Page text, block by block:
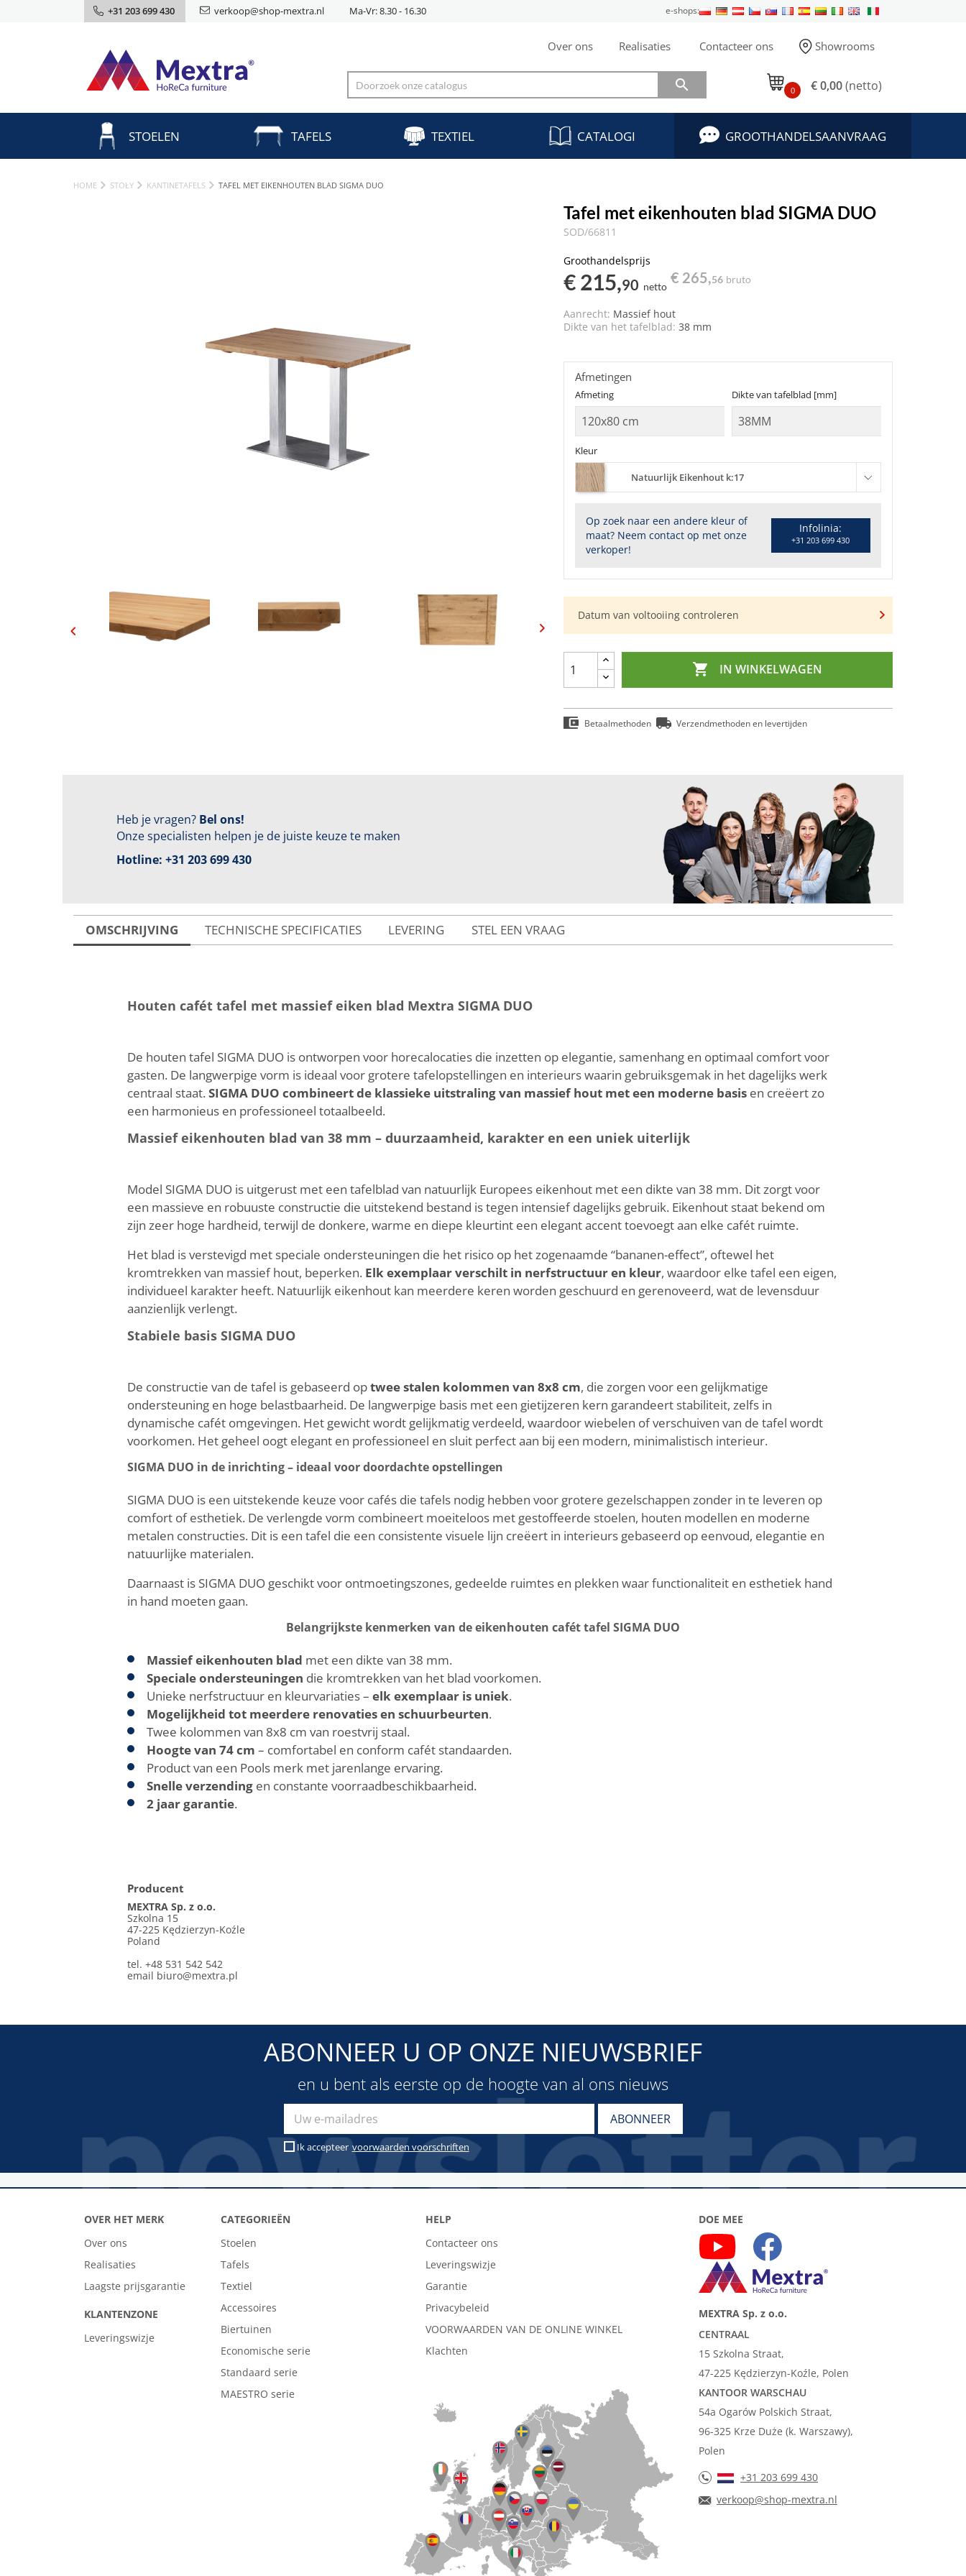
+31 203 699 430 verkoop@shop-mextra.nl Ma-Vr: 8.30 - 16.30 e-shops:
Over ons Realisaties Contacteer ons Showrooms
 0 € 0,00(netto)
STOELEN TAFELS TEXTIEL CATALOGI GROOTHANDELSAANVRAAG
HOME STOŁY KANTINETAFELS TAFEL MET EIKENHOUTEN BLAD SIGMA DUO
Tafel met eikenhouten blad SIGMA DUO
SOD/66811
Groothandelsprijs
€ 215,90 netto
€ 265,56 bruto
Aanrecht: Massief hout
Dikte van het tafelblad: 38 mm
Kleur
Natuurlijk Eikenhout k:17
Op zoek naar een andere kleur of
maat? Neem contact op met onze
verkoper!
Infolinia:
+31 203 699 430
Afmeting Dikte van tafelblad [mm]
Afmetingen
Datum van voltooiing controleren
 IN WINKELWAGEN
Betaalmethoden Verzendmethoden en levertijden
Heb je vragen? Bel ons!
Onze specialisten helpen je de juiste keuze te maken
Hotline: +31 203 699 430
OMSCHRIJVING TECHNISCHE SPECIFICATIES LEVERING STEL EEN VRAAG
Houten cafét tafel met massief eiken blad Mextra SIGMA DUO
De houten tafel SIGMA DUO is ontworpen voor horecalocaties die inzetten op elegantie, samenhang en optimaal comfort voor
gasten. De langwerpige vorm is ideaal voor grotere tafelopstellingen en interieurs waarin gebruiksgemak in het dagelijks werk
centraal staat. SIGMA DUO combineert de klassieke uitstraling van massief hout met een moderne basis en creëert zo
een harmonieus en professioneel totaalbeeld.
Massief eikenhouten blad van 38 mm – duurzaamheid, karakter en een uniek uiterlijk
Model SIGMA DUO is uitgerust met een tafelblad van natuurlijk Europees eikenhout met een dikte van 38 mm. Dit zorgt voor
een massieve en robuuste constructie die uitstekend bestand is tegen intensief dagelijks gebruik. Eikenhout staat bekend om
zijn zeer hoge hardheid, terwijl de donkere, warme en diepe kleurtint een elegant accent toevoegt aan elke cafét ruimte.
Het blad is verstevigd met speciale ondersteuningen die het risico op het zogenaamde “bananen-effect”, oftewel het
kromtrekken van massief hout, beperken. Elk exemplaar verschilt in nerfstructuur en kleur, waardoor elke tafel een eigen,
individueel karakter heeft. Natuurlijk eikenhout kan meerdere keren worden geschuurd en gerenoveerd, wat de levensduur
aanzienlijk verlengt.
Stabiele basis SIGMA DUO
De constructie van de tafel is gebaseerd optwee stalen kolommen van 8x8 cm, die zorgen voor een gelijkmatige
ondersteuning en hoge belastbaarheid. De langwerpige basis met een gietijzeren kern garandeert stabiliteit, zelfs in
dynamische cafét omgevingen. Het gewicht wordt gelijkmatig verdeeld, waardoor wiebelen of verschuiven van de tafel wordt
voorkomen. Het geheel oogt elegant en professioneel en sluit perfect aan bij een modern, minimalistisch interieur.
SIGMA DUO in de inrichting – ideaal voor doordachte opstellingen
SIGMA DUO is een uitstekende keuze voor cafés die tafels nodig hebben voor grotere gezelschappen zonder in te leveren op
comfort of esthetiek. De verlengde vorm combineert moeiteloos met gestoffeerde stoelen, houten modellen en moderne
metalen constructies. Dit is een tafel die een consistente visuele lijn creëert in interieurs gebaseerd op eenvoud, elegantie en
natuurlijke materialen.
Daarnaast is SIGMA DUO geschikt voor ontmoetingszones, gedeelde ruimtes en plekken waar functionaliteit en esthetiek hand
in hand moeten gaan.
Belangrijkste kenmerken van de eikenhouten cafét tafel SIGMA DUO
Massief eikenhouten blad met een dikte van 38 mm.
Speciale ondersteuningen die kromtrekken van het blad voorkomen.
Unieke nerfstructuur en kleurvariaties – elk exemplaar is uniek.
Mogelijkheid tot meerdere renovaties en schuurbeurten.
Twee kolommen van 8x8 cm van roestvrij staal.
Hoogte van 74 cm – comfortabel en conform cafét standaarden.
Product van een Pools merk met jarenlange ervaring.
Snelle verzending en constante voorraadbeschikbaarheid.
2 jaar garantie.
Producent
MEXTRA Sp. z o.o.
Szkolna 15
47-225 Kędzierzyn-Koźle
Poland
tel. +48 531 542 542
email biuro@mextra.pl
ABONNEER U OP ONZE NIEUWSBRIEF
en u bent als eerste op de hoogte van al ons nieuws
Ik accepteer voorwaarden voorschriften
OVER HET MERK
Over ons
Realisaties
Laagste prijsgarantie
KLANTENZONE
Leveringswizje
CATEGORIEËN
Stoelen
Tafels
Textiel
Accessoires
Biertuinen
Economische serie
Standaard serie
MAESTRO serie
HELP
Contacteer ons
Leveringswizje
Garantie
Privacybeleid
VOORWAARDEN VAN DE ONLINE WINKEL
Klachten
DOE MEE
MEXTRA Sp. z o.o.
CENTRAAL
15 Szkolna Straat,
47-225 Kędzierzyn-Koźle, Polen
KANTOOR WARSCHAU
54a Ogarów Polskich Straat,
96-325 Krze Duże (k. Warszawy),
Polen
+31 203 699 430
verkoop@shop-mextra.nl